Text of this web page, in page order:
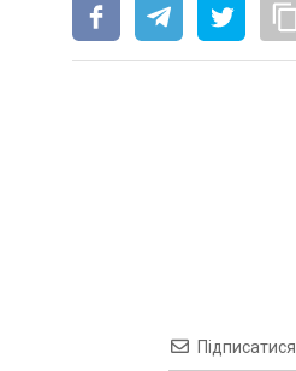
Підписатися